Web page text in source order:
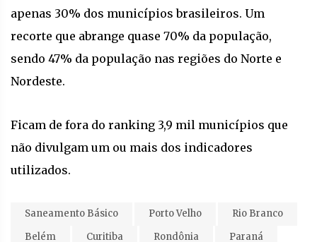
apenas 30% dos municípios brasileiros. Um
recorte que abrange quase 70% da população,
sendo 47% da população nas regiões do Norte e
Nordeste.
Ficam de fora do ranking 3,9 mil municípios que
não divulgam um ou mais dos indicadores
utilizados.
Saneamento Básico Porto Velho
Rio Branco
Belém
Curitiba Rondônia Paraná